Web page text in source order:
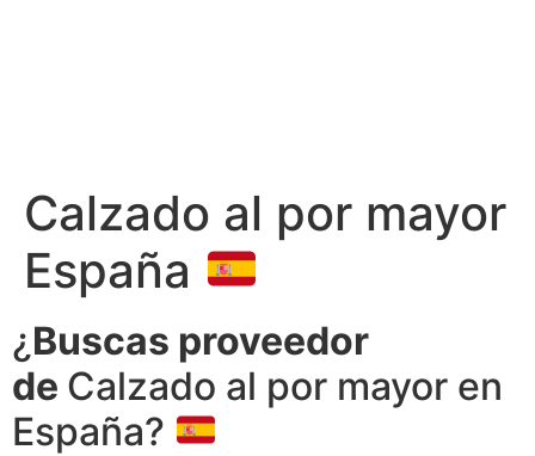
Calzado al por mayor
España
¿Buscas proveedor
de Calzado al por mayor en
España?